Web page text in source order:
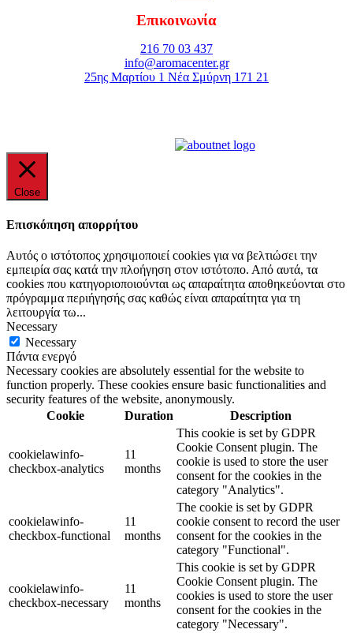
Επικοινωνία
216 70 03 437
info@aromacenter.gr
25ης Μαρτίου 1 Νέα Σμύρνη 171 21
Close
Επισκόπηση απορρήτου
Αυτός ο ιστότοπος χρησιμοποιεί cookies για να βελτιώσει την
εμπειρία σας κατά την πλοήγηση στον ιστότοπο. Από αυτά, τα
cookies που κατηγοριοποιούνται ως απαραίτητα αποθηκεύονται στο
πρόγραμμα περιήγησής σας καθώς είναι απαραίτητα για τη
λειτουργία τω...
Necessary
Necessary
Πάντα ενεργό
Necessary cookies are absolutely essential for the website to
function properly. These cookies ensure basic functionalities and
security features of the website, anonymously.
Cookie
Duration Description
cookielawinfo-
checkbox-analytics
11
months
This cookie is set by GDPR
Cookie Consent plugin. The
cookie is used to store the user
consent for the cookies in the
category "Analytics".
cookielawinfo-
checkbox-functional
11
months
The cookie is set by GDPR
cookie consent to record the user
consent for the cookies in the
category "Functional".
cookielawinfo-
checkbox-necessary
11
months
This cookie is set by GDPR
Cookie Consent plugin. The
cookies is used to store the user
consent for the cookies in the
category "Necessary".